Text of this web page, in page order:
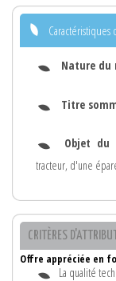
Caractéristiques
Nature du
Titre
Objet du
tracteur, d'une
CRITÈRES
Offre appréciée en
La qualité